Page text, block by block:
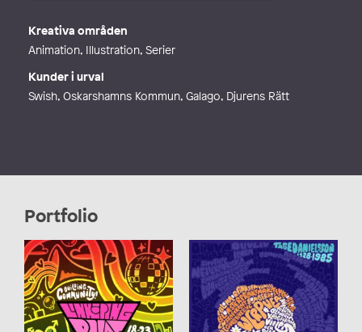
Kreativa områden
Animation, Illustration, Serier
Kunder i urval
Swish, Oskarshamns Kommun, Galago, Djurens Rätt
Portfolio